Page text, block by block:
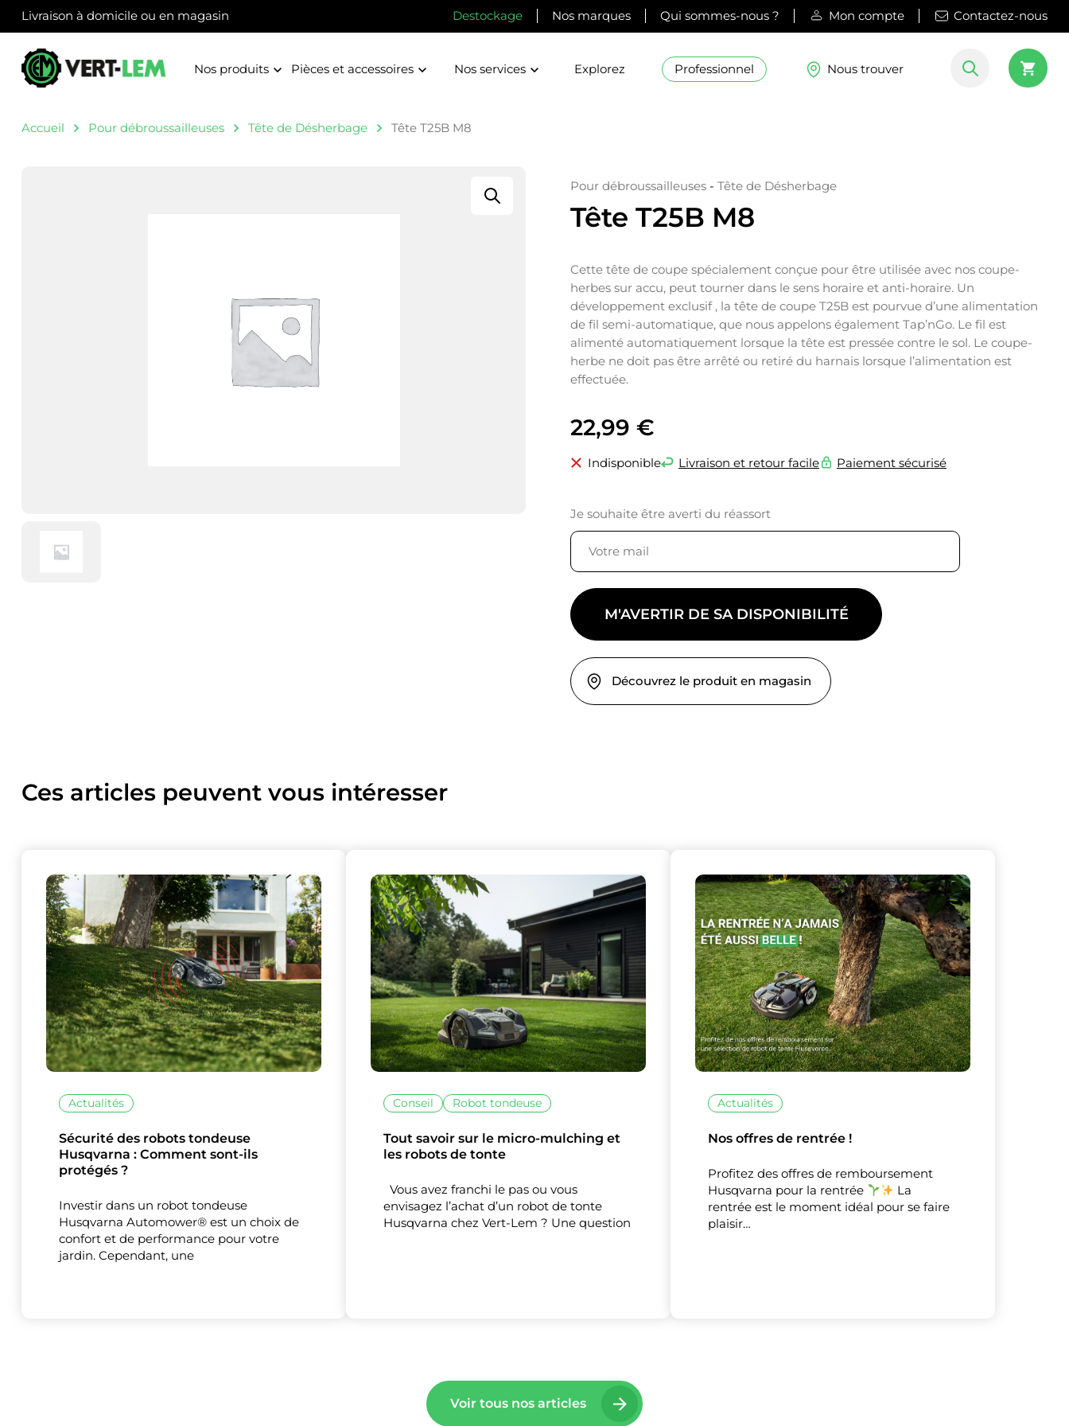
Ce site utilise des cookies et vous donne le contrôle sur ceux que
vous souhaitez activer
Livraison à domicile ou en magasin Destockage Nos marques Qui sommes-nous ? Mon compte Contactez-nous
Nos produits Pièces et accessoires Nos services Explorez Professionnel Nous trouver
Accueil Pour débroussailleuses Tête de Désherbage Tête T25B M8
Pour débroussailleuses - Tête de Désherbage
Tête T25B M8
Cette tête de coupe spécialement conçue pour être utilisée avec nos coupe-
herbes sur accu, peut tourner dans le sens horaire et anti-horaire. Un
développement exclusif , la tête de coupe T25B est pourvue d’une alimentation
de fil semi-automatique, que nous appelons également Tap’nGo. Le fil est
alimenté automatiquement lorsque la tête est pressée contre le sol. Le coupe-
herbe ne doit pas être arrêté ou retiré du harnais lorsque l’alimentation est
effectuée.
22,99 €
Indisponible Livraison et retour facile Paiement sécurisé
Je souhaite être averti du réassort
M'AVERTIR DE SA DISPONIBILITÉ
Découvrez le produit en magasin
Ces articles peuvent vous intéresser
Actualités
Sécurité des robots tondeuse
Husqvarna : Comment sont-ils
protégés ?
Investir dans un robot tondeuse
Husqvarna Automower® est un choix de
confort et de performance pour votre
jardin. Cependant, une
Conseil Robot tondeuse
Tout savoir sur le micro-mulching et
les robots de tonte
Vous avez franchi le pas ou vous
envisagez l’achat d’un robot de tonte
Husqvarna chez Vert-Lem ? Une question
Actualités
Nos offres de rentrée !
Profitez des offres de remboursement
Husqvarna pour la rentrée
La
rentrée est le moment idéal pour se faire
plaisir…
Voir tous nos articles